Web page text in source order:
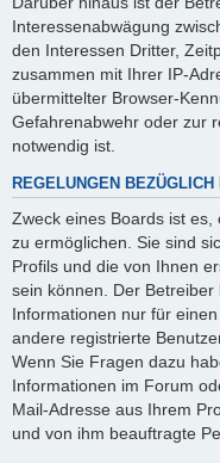
Interessenabwägung
den Interessen Dritter,
zusammen mit Ihrer IP-
übermittelter Browser-
Gefahrenabwehr oder zur
notwendig ist.
REGELUNGEN
Zweck eines Boards ist
zu ermöglichen. Sie sind
Profils und die von Ihnen
sein können. Der
Informationen nur für
andere registrierte
Wenn Sie Fragen dazu
Informationen im Forum
Mail-Adresse aus Ihrem
und von ihm beauftragte